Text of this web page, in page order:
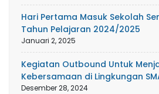
Hari Pertama Masuk Sekolah
Tahun Pelajaran 2024/2025
Januari 2, 2025
Kegiatan Outbound Untuk
Kebersamaan di Lingkungan
Desember 28, 2024